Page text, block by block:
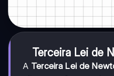
Terceira Lei de
A Terceira Lei de